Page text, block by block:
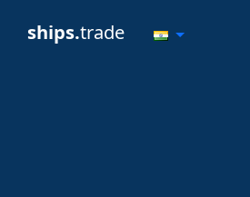
ships.trade